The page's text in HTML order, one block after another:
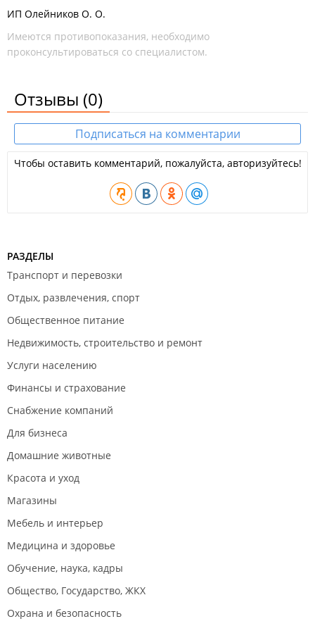
ИП Олейников О. О.
Имеются противопоказания, необходимо
проконсультироваться со специалистом.
Отзывы (0)
Подписаться на комментарии
Чтобы оставить комментарий, пожалуйста, авторизуйтесь!
РАЗДЕЛЫ
Транспорт и перевозки
Отдых, развлечения, спорт
Общественное питание
Недвижимость, строительство и ремонт
Услуги населению
Финансы и страхование
Снабжение компаний
Для бизнеса
Домашние животные
Красота и уход
Магазины
Мебель и интерьер
Медицина и здоровье
Обучение, наука, кадры
Общество, Государство, ЖКХ
Охрана и безопасность